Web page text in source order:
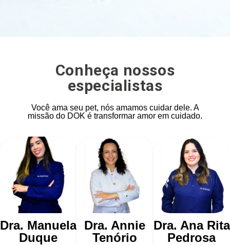
Conheça nossos
especialistas
Você ama seu pet, nós amamos cuidar dele. A
missão do DOK é transformar amor em cuidado.
Dra. Manuela
Duque
Dra. Annie
Tenório
Dra. Ana Rita
Pedrosa